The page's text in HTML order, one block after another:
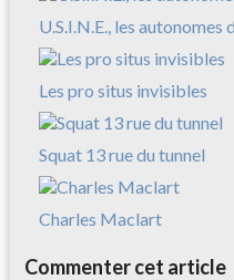
U.S.I.N.E., les
Les pro situs invisibles
Squat 13 rue du tunnel
Charles Maclart
Commenter cet article